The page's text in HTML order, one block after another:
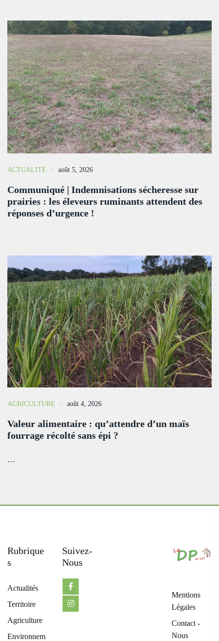
ACTUALITÉ août 5, 2026
Communiqué | Indemnisations sécheresse sur
prairies : les éleveurs ruminants attendent des
réponses d’urgence !
AGRICULTURE août 4, 2026
Valeur alimentaire : qu’attendre d’un maïs
fourrage récolté sans épi ?
…
Rubrique
S
Actualités
Territoire
Agriculture
Environnem
Suivez-
Nous
Mentions
Légales
Contact -
Nous